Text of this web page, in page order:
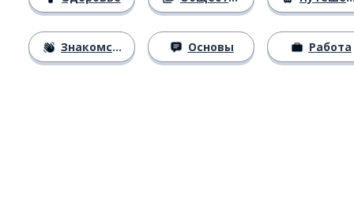
Знакомство Основы Работа